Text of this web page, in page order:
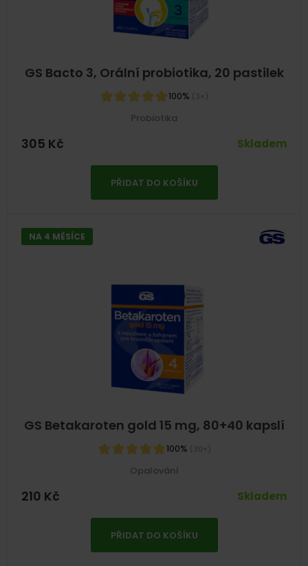
GS Bacto 3, Orální probiotika, 20 pastilek
100% (3×)
Probiotika
305 Kč Skladem
PŘIDAT DO KOŠÍKU
GS Betakaroten gold 15 mg, 80+40 kapslí
100% (30×)
NA 4 MĚSÍCE
Opalování
210 Kč Skladem
PŘIDAT DO KOŠÍKU